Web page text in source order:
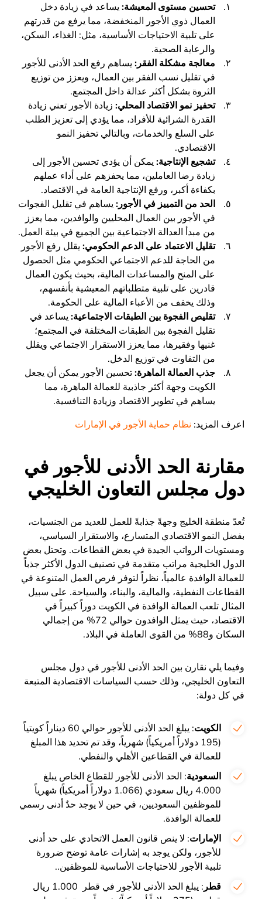
تحسين مستوى المعيشة:يساعد في زيادة دخل
العمال ذوي الأجور المنخفضة، مما يرفع من قدرتهم
على تلبية الاحتياجات الأساسية، مثل: الغذاء، السكن،
والرعاية الصحية.
معالجة مشكلة الفقر:يساهم رفع الحد الأدنى للأجور
في تقليل نسب الفقر بين العمال، ويعزز من توزيع
الثروة بشكل أكثر عدالة داخل المجتمع.
تحفيز نمو الاقتصاد المحلي: زيادة الأجور تعني زيادة
القدرة الشرائية للأفراد، مما يؤدي إلى تعزيز الطلب
على السلع والخدمات، وبالتالي تحفيز النمو
الاقتصادي.
تشجيع الإنتاجية:يمكن أن يؤدي تحسين الأجور إلى
زيادة رضا العاملين، مما يحفزهم على أداء عملهم
بكفاءة أكبر، ورفع الإنتاجية العامة في الاقتصاد.
الحد من التمييز في الأجور:يساهم في تقليل الفجوات
في الأجور بين العمال المحليين والوافدين، مما يعزز
من مبدأ العدالة الاجتماعية بين الجميع في بيئة العمل.
تقليل الاعتماد على الدعم الحكومي:يقلل رفع الأجور
من الحاجة للدعم الاجتماعي الحكومي مثل الحصول
على المنح والمساعدات المالية، بحيث يكون العمال
قادرين على تلبية متطلباتهم المعيشية بأنفسهم،
وذلك يخفف من الأعباء المالية على الحكومة.
تقليص الفجوة بين الطبقات الاجتماعية:يساعد في
تقليل الفجوة بين الطبقات المختلفة في المجتمع؛
غنيها وفقيرها، مما يعزز الاستقرار الاجتماعي ويقلل
من التفاوت في توزيع الدخل.
جذب العمالة الماهرة:تحسين الأجور يمكن أن يجعل
الكويت وجهة أكثر جاذبية للعمالة الماهرة، مما
يساهم في تطوير الاقتصاد وزيادة التنافسية.
اعرف المزيد: نظام حماية الأجور في الإمارات
مقارنة الحد الأدنى للأجور في
دول مجلس التعاون الخليجي
تُعدّ منطقة الخليج وجهةً جذابةً للعمل للعديد من الجنسيات،
بفضل النمو الاقتصادي المتسارع، والاستقرار السياسي،
ومستويات الرواتب الجيدة في بعض القطاعات. وتحتل بعض
الدول الخليجية مراتب متقدمة في تصنيف الدول الأكثر جذباً
للعمالة الوافدة عالمياً، نظراً لتوفر فرص العمل المتنوعة في
القطاعات النفطية، والمالية، والبناء، والسياحة. على سبيل
المثال تلعب العمالة الوافدة في الكويت دوراً كبيراً في
الاقتصاد، حيث يمثل الوافدون حوالي 72% من إجمالي
السكان و88% من القوى العاملة في البلاد.
وفيما يلي نقارن بين الحد الأدنى للأجور في دول مجلس
التعاون الخليجي، وذلك حسب السياسات الاقتصادية المتبعة
في كل دولة:
الكويت
: يبلغ الحد الأدنى للأجور حوالي 60 ديناراً كويتياً
(195 دولاراً أمريكياً) شهرياً، وقد تم تحديد هذا المبلغ
للعمالة في القطاعين الأهلي والنفطي.
السعودية: الحد الأدنى للأجور للقطاع الخاص يبلغ
4.000 ريال سعودي (1.066 دولاراً أمريكياً) شهرياً
للموظفين السعوديين، في حين لا يوجد حدٌ أدنى رسمي
للعمالة الوافدة.​
الإمارات: لا ينص قانون العمل الاتحادي على حد أدنى
للأجور، ولكن يوجد به إشارات عامة توضح ضرورة
تلبية الأجور للاحتياجات الأساسية للموظفين.​.
قطر
: يبلغ الحد الأدنى للأجور في قطر 1.000 ريال